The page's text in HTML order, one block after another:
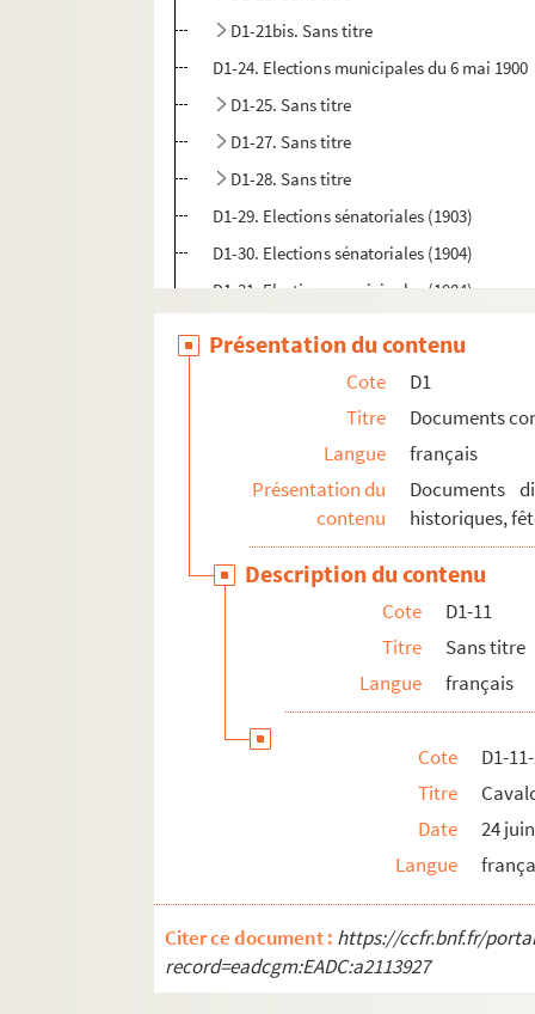
D1-21bis. Sans titre
D1-24. Elections municipales du 6 mai 1900
D1-25. Sans titre
D1-27. Sans titre
D1-28. Sans titre
D1-29. Elections sénatoriales (1903)
D1-30. Elections sénatoriales (1904)
D1-31. Elections municipales (1904)
D1-37. Elections (1907)
D1-40. Elections législatives (1910)
D1-41. Elections cantonales du 24 juillet
D5. Lettre de faire-part : mariages, décès,
Présentation du contenu
Cote
D1
Titre
Documents
Langue
français
Présentation du
contenu
Documents
historiques,
Description du contenu
Cote
D1-11
Titre
Sans titre
Langue
français
Cote
D1-
Titre
Date
24
Langue
Citer ce document : https://ccfr.bnf.fr/
record=eadcgm:EADC:a2113927